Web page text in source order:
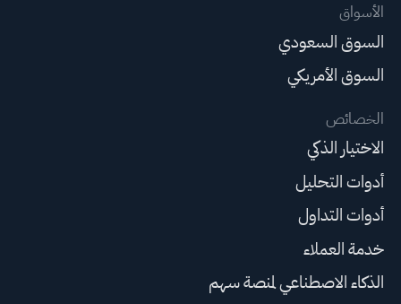
الأسواق
السوق السعودي
السوق الأمريكي
الخصائص
الاختيار الذكي
أدوات التحليل
أدوات التداول
خدمة العملاء
الذكاء الاصطناعي لمنصة سهم